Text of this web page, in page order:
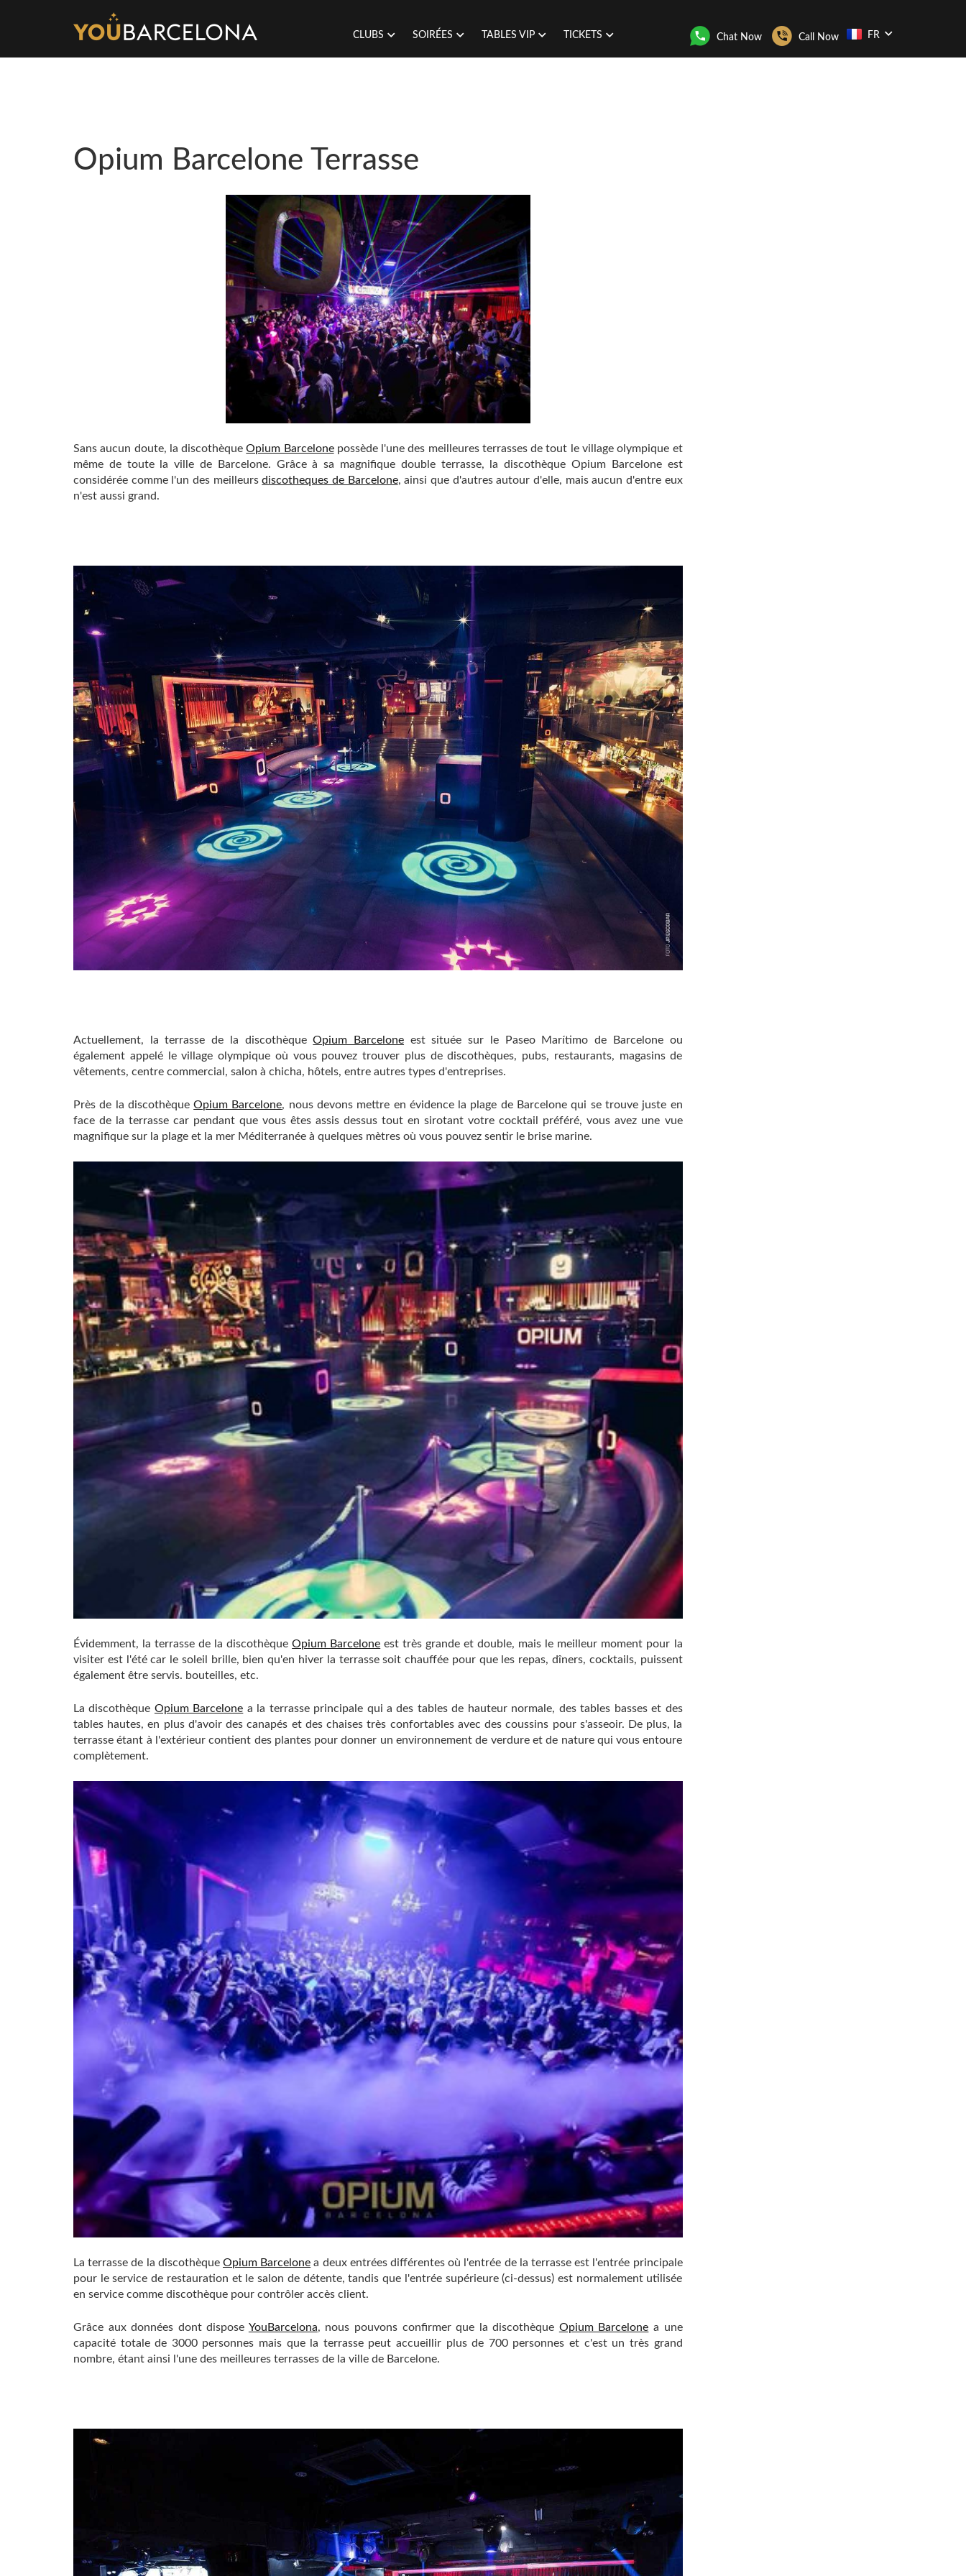
CLUBS SOIRÉES TABLES VIP TICKETS Chat Now Call Now FR
Opium Barcelone Terrasse
Sans aucun doute, la discothèqueOpium Barcelonepossède l'une des meilleures terrasses de tout le village olympique et
même de toute la ville de Barcelone. Grâce à sa magnifique double terrasse, la discothèque Opium Barcelone est
considérée comme l'un des meilleursdiscotheques de Barcelone, ainsi que d'autres autour d'elle, mais aucun d'entre eux
n'est aussi grand.
Actuellement, la terrasse de la discothèqueOpium Barcelone est située sur le Paseo Marítimo de Barcelone ou
également appelé le village olympique où vous pouvez trouver plus de discothèques, pubs, restaurants, magasins de
vêtements, centre commercial, salon à chicha, hôtels, entre autres types d'entreprises.
Près de la discothèqueOpium Barcelone, ​​nous devons mettre en évidence la plage de Barcelone qui se trouve juste en
face de la terrasse car pendant que vous êtes assis dessus tout en sirotant votre cocktail préféré, vous avez une vue
magnifique sur la plage et la mer Méditerranée à quelques mètres où vous pouvez sentir le brise marine.
Évidemment, la terrasse de la discothèqueOpium Barcelone est très grande et double, mais le meilleur moment pour la
visiter est l'été car le soleil brille, bien qu'en hiver la terrasse soit chauffée pour que les repas, dîners, cocktails, puissent
également être servis. bouteilles, etc.
La discothèque Opium Barcelone a la terrasse principale qui a des tables de hauteur normale, des tables basses et des
tables hautes, en plus d'avoir des canapés et des chaises très confortables avec des coussins pour s'asseoir. De plus, la
terrasse étant à l'extérieur contient des plantes pour donner un environnement de verdure et de nature qui vous entoure
complètement.
La terrasse de la discothèque Opium Barcelone a deux entrées différentes où l'entrée de la terrasse est l'entrée principale
pour le service de restauration et le salon de détente, tandis que l'entrée supérieure (ci-dessus) est normalement utilisée
en service comme discothèque pour contrôler accès client.
Grâce aux données dont dispose YouBarcelona, ​​nous pouvons confirmer que la discothèque Opium Barcelone a une
capacité totale de 3000 personnes mais que la terrasse peut accueillir plus de 700 personnes et c'est un très grand
nombre, étant ainsi l'une des meilleures terrasses de la ville de Barcelone.